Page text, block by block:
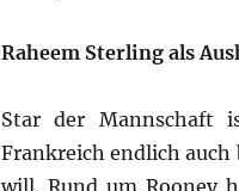
Raheem Sterling als
Star der Mannschaft
Frankreich endlich
will. Rund um Rooney